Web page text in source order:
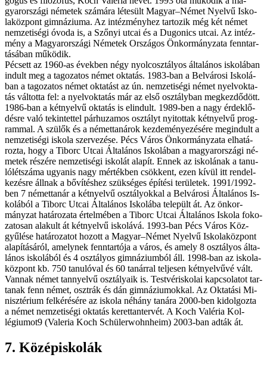
gyar­or­szá­gi né­me­tek szá­má­ra lé­te­sült Magyar–Német Nyel­vű Is­ko­
la­köz­pont gim­ná­zi­u­ma. Az in­téz­mény­hez tar­to­zik még két né­met
nem­ze­ti­sé­gi óvo­da is, a Szőnyi ut­cai és a Du­go­nics ut­cai. Az in­téz­
mény a Ma­gyar­or­szá­gi Né­me­tek Or­szá­gos Ön­kor­mány­za­ta fenn­tar­
tá­sá­ban mű­kö­dik.
Pé­csett az 1960-as évek­ben négy nyolc­osz­tá­lyos ál­ta­lá­nos is­ko­lá­ban
in­dult meg a ta­go­za­tos né­met ok­ta­tás. 1983-ban a Bel­vá­ro­si Is­ko­lá­
ban a ta­go­za­tos né­met ok­ta­tást az ún. nem­ze­ti­sé­gi né­met nyelv­ok­ta­
tás vál­tot­ta fel: a nyelv­ok­ta­tás már az el­ső osz­tály­ban meg­kez­dő­dött.
1986-ban a két­nyel­vű ok­ta­tás is el­in­dult. 1989-ben a nagy ér­dek­lő­
dés­re va­ló te­kin­tet­tel pár­hu­za­mos osz­tályt nyi­tot­tak két­nyel­vű prog­
ram­mal. A szü­lők és a né­met­ta­ná­rok kez­de­mé­nye­zé­sé­re meg­in­dult a
nem­ze­ti­sé­gi is­ko­la szer­ve­zé­se. Pécs Vá­ros Ön­kor­mány­za­ta el­ha­tá­
roz­ta, hogy a Ti­borc Ut­cai Ál­ta­lá­nos Is­ko­lá­ban a ma­gyar­or­szá­gi né­
me­tek ré­szé­re nem­ze­ti­sé­gi is­ko­lát ala­pít. En­nek az is­ko­lá­nak a ta­nu­
ló­lét­szá­ma ugyan­is nagy mér­ték­ben csök­kent, ezen kí­vül itt ren­del­
ke­zés­re áll­nak a bő­ví­tés­hez szük­sé­ges épí­té­si te­rü­le­tek. 1991/1992-
ben 7 né­met­ta­nár a két­nyel­vű osz­tá­lyok­kal a Bel­vá­ro­si Ál­ta­lá­nos Is­
ko­lá­ból a Ti­borc Ut­cai Ál­ta­lá­nos Is­ko­lá­ba te­le­pült át. Az ön­kor­
mány­zat ha­tá­ro­za­ta ér­tel­mé­ben a Ti­borc Ut­cai Ál­ta­lá­nos Is­ko­la fo­ko­
za­to­san ala­kult át két­nyel­vű is­ko­lá­vá. 1993-ban Pécs Vá­ros Köz­
gyű­lé­se ha­tá­ro­za­tot ho­zott a Magyar–Német Nyel­vű Is­ko­la­köz­pont
ala­pí­tá­sá­ról, amely­nek fenn­tar­tó­ja a vá­ros, és amely 8 osz­tá­lyos ál­ta­
lá­nos is­ko­lá­ból és 4 osz­tá­lyos gim­ná­zi­um­ból áll. 1998-ban az is­ko­la­
köz­pont kb. 750 ta­nu­ló­val és 60 ta­nár­ral tel­je­sen két­nyel­vű­vé vált.
Van­nak né­met tan­nyel­vű osz­tá­lya­ik is. Test­vér­is­ko­lai kap­cso­la­tot tar­
ta­nak fenn né­met, oszt­rák és dán gim­ná­zi­u­mok­kal. Az Ok­ta­tá­si Mi­
nisz­té­ri­um fel­ké­ré­sé­re az is­ko­la né­hány ta­ná­ra 2000-ben ki­dol­goz­ta
a né­met nem­ze­ti­sé­gi ok­ta­tás ke­ret­tan­terv­ét. A Koch Va­lé­ria Kol­
légiu­mot9 (Valeria Koch Schüler­wohn­heim) 2003-ban ad­ták át.
7. Kö­zép­is­ko­lák